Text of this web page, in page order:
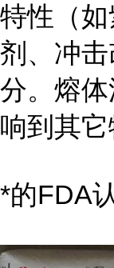
特性（
剂、冲
分。熔
响到其它
*的FDA